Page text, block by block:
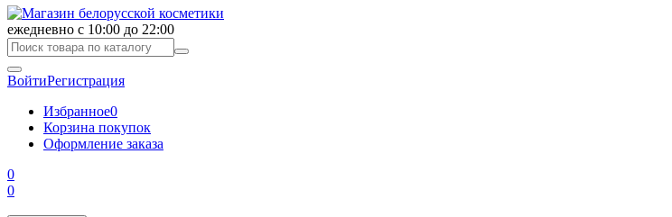
ежедневно с 10:00 до 22:00
ВойтиРегистрация
Избранное0
Корзина покупок
Оформление заказа
0
0